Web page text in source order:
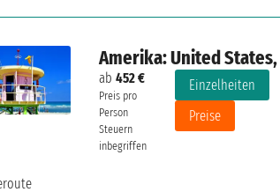
Amerika: United States,
ab 452 €
Preis pro
Person
Steuern
inbegriffen
Einzelheiten
Preise